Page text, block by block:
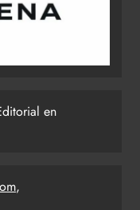
en
,